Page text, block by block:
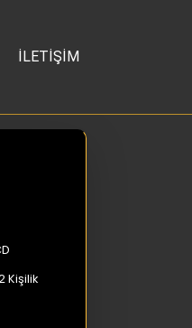
İLETİŞİM
Kişilik